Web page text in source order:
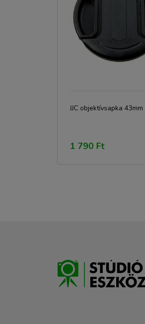
JJC objektívsapka 43mm
1 790 Ft